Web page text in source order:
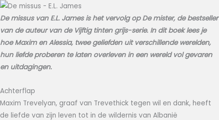
De missus van E.L. James is het vervolg op De mister, de bestseller
van de auteur van de Vijftig tinten grijs-serie. In dit boek lees je
hoe Maxim en Alessia, twee geliefden uit verschillende werelden,
hun liefde proberen te laten overleven in een wereld vol gevaren
en uitdagingen.
Achterflap
Maxim Trevelyan, graaf van Trevethick tegen wil en dank, heeft
de liefde van zijn leven tot in de wildernis van Albanië